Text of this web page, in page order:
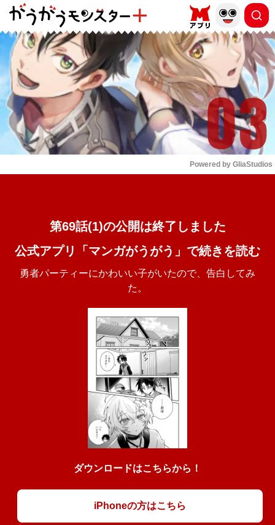
もっと読む
Powered by GliaStudios
第69話(1)の公開は終了しました
公式アプリ「マンガがうがう」で続きを読む
勇者パーティーにかわいい子がいたので、告白してみ
た。
ダウンロードはこちらから！
iPhoneの方はこちら